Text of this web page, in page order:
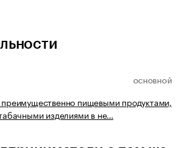
ОСНОВНОЙ
преимущественно пищевыми продуктами,
изделиями в не…